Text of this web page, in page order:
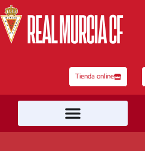
al
contenido
Tienda online